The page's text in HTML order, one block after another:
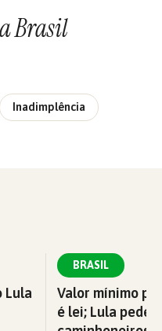
Brasil
Inadimplência
Lula
BRASIL
Valor mínimo
é lei; Lula pede